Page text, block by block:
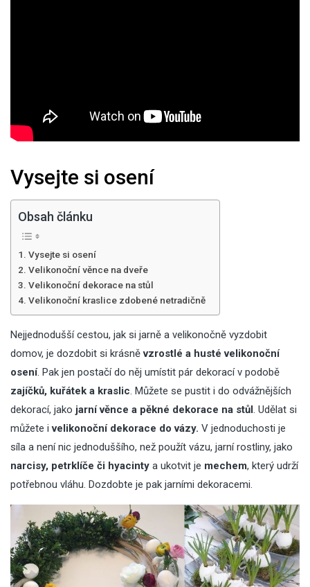
Vysejte si osení
Obsah článku
Vysejte si osení
Velikonoční věnce na dveře
Velikonoční dekorace na stůl
Velikonoční kraslice zdobené netradičně
Nejjednodušší cestou, jak si jarně a velikonočně vyzdobit
domov, je dozdobit si krásněvzrostlé a husté velikonoční
osení. Pak jen postačí do něj umístit pár dekorací v podobě
zajíčků, kuřátek a kraslic. Můžete se pustit i do odvážnějších
dekorací, jako jarní věnce a pěkné dekorace na stůl. Udělat si
můžete ivelikonoční dekorace do vázy. V jednoduchosti je
síla a není nic jednoduššího, než použít vázu, jarní rostliny, jako
narcisy, petrklíče či hyacinty a ukotvit je mechem, který udrží
potřebnou vláhu. Dozdobte je pak jarními dekoracemi.